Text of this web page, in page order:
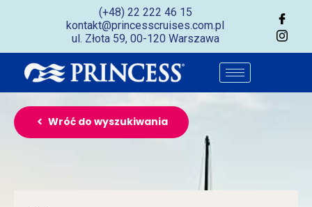
(+48) 22 222 46 15
kontakt@princesscruises.com.pl
ul. Złota 59, 00-120 Warszawa
Wróć do wyszukiwania